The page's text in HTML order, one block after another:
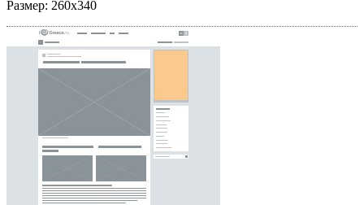
Размер: 260x340